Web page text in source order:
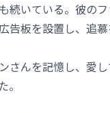
続いている。彼の
板を設置し、追慕
さんを記憶し、愛